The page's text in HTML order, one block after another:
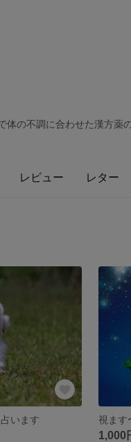
体の不調に合わせた漢方
レビュー レター
います 視ます
1,000